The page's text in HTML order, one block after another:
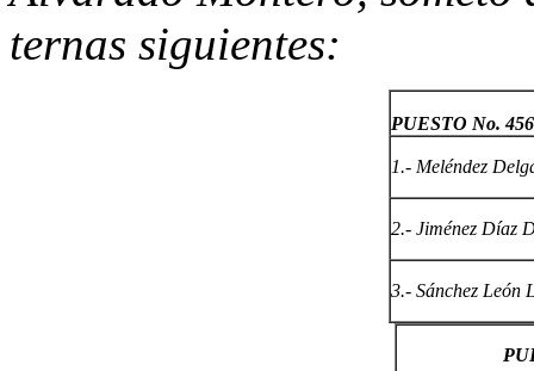
ternas siguientes:
PUESTO No.
1.- Meléndez
2.- Jiménez Díaz
3.- Sánchez León